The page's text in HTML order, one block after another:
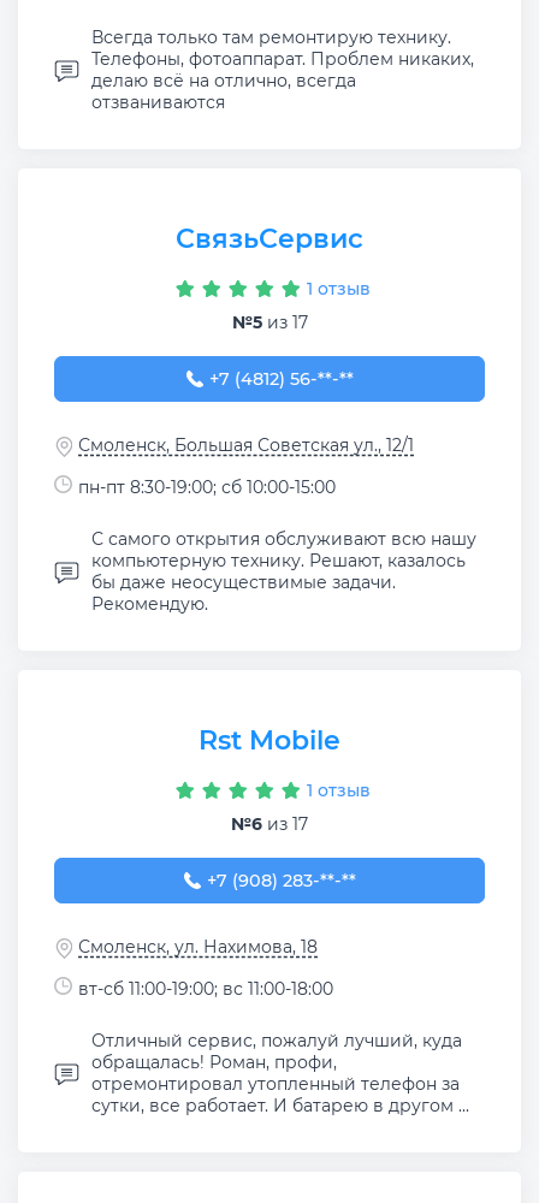
Всегда только там ремонтирую технику.
Телефоны, фотоаппарат. Проблем никаких,
делаю всё на отлично, всегда
отзваниваются
СвязьСервис
1 отзыв
№5из 17
+7 (4812) 56-08-20
+7 (4812) 56-**-**
Смоленск, Большая Советская ул., 12/1
пн-пт 8:30-19:00; сб 10:00-15:00
С самого открытия обслуживают всю нашу
компьютерную технику. Решают, казалось
бы даже неосуществимые задачи.
Рекомендую.
Rst Mobile
1 отзыв
№6 из 17
+7 (908) 283-64-77
+7 (908) 283-**-**
Смоленск, ул. Нахимова, 18
вт-сб 11:00-19:00; вс 11:00-18:00
Отличный сервис, пожалуй лучший, куда
обращалась! Роман, профи,
отремонтировал утопленный телефон за
сутки, все работает. И батарею в другом ...